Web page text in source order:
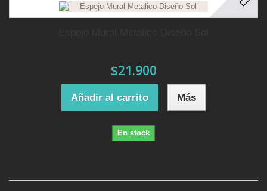
$21.900
Añadir al carrito Más
En stock